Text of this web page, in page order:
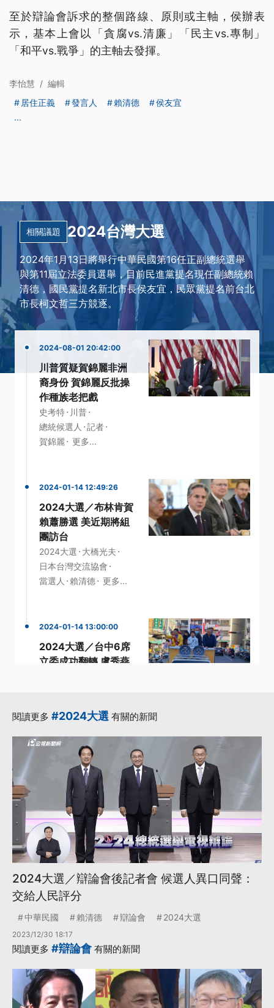
至於辯論會訴求的整個路線、原則或主軸，侯辦表
示，基本上會以「貪腐vs.清廉」「民主vs.專制」
「和平vs.戰爭」的主軸去發揮。
李怡慧 / 編輯
居住正義
發言人 賴清德
侯友宜
...
相關議題 2024台灣大選
2024年1月13日將舉行中華民國第16任正副總統選舉
與第11屆立法委員選舉，目前民進黨提名現任副總統賴
清德，國民黨提名新北市長侯友宜，民眾黨提名前台北
市長柯文哲三方競逐。
2024-08-01 20:42:00
川普質疑賀錦麗非洲
裔身份 賀錦麗反批操
作種族老把戲
史考特· 川普·
總統候選人 ·記者·
賀錦麗 · 更多...
2024-01-14 12:49:26
2024大選／布林肯賀
賴蕭勝選 美近期將組
團訪台
2024大選 · 大橋光夫 ·
日本台灣交流協會 ·
當選人 · 賴清德· 更多...
2024-01-14 13:00:00
2024大選／台中6席
立委成功翻轉 盧秀燕
更多...
閱讀更多 #2024大選 有關的新聞
2024大選／辯論會後記者會 候選人異口同聲：
交給人民評分
中華民國 賴清德 辯論會 2024大選
2023/12/30 18:17
閱讀更多 #辯論會 有關的新聞